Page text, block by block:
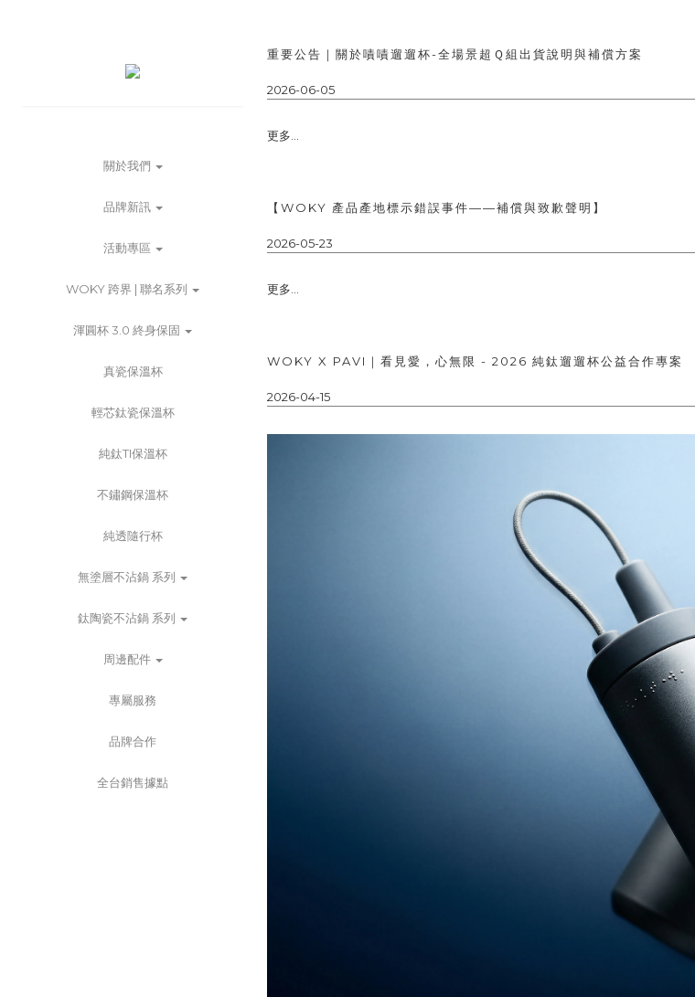
關於我們
品牌新訊
活動專區
WOKY 跨界 | 聯名系列
渾圓杯 3.0 終身保固
真瓷保溫杯
輕芯鈦瓷保溫杯
純鈦TI保溫杯
不鏽鋼保溫杯
純透隨行杯
無塗層不沾鍋 系列
鈦陶瓷不沾鍋 系列
周邊配件
專屬服務
品牌合作
全台銷售據點
重要公告｜關於嘖嘖遛遛杯-全場景超Ｑ組出貨說明與補償方案
2026-06-05
更多...
【WOKY 產品產地標示錯誤事件——補償與致歉聲明】
2026-05-23
更多...
WOKY X PAVI｜看見愛，心無限 - 2026 純鈦遛遛杯公益合作專案
2026-04-15